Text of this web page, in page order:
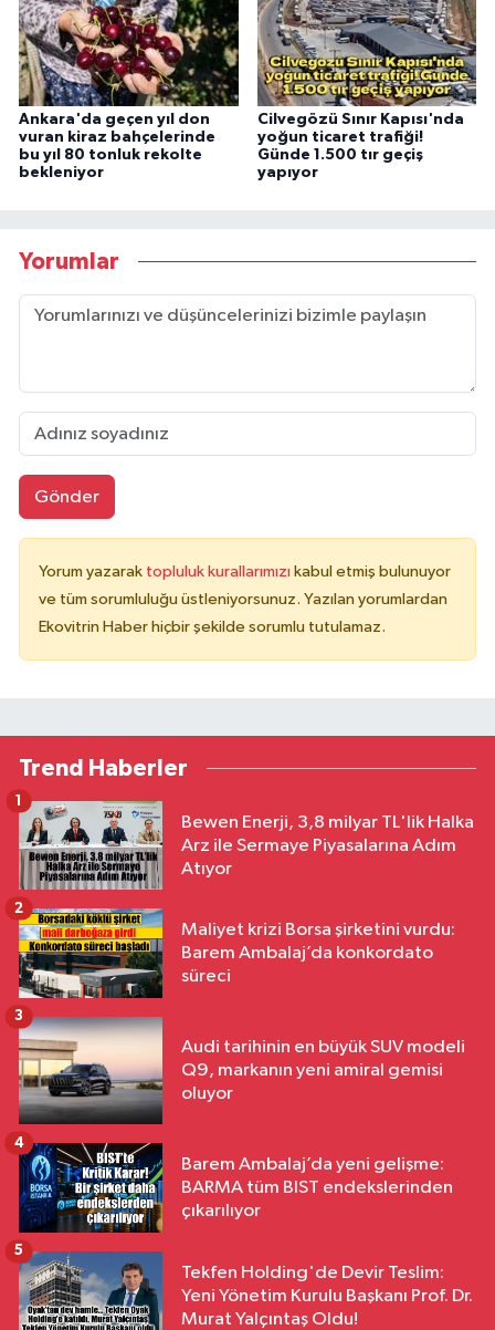
Ankara'da geçen yıl don
vuran kiraz bahçelerinde
bu yıl 80 tonluk rekolte
bekleniyor
Cilvegözü Sınır Kapısı'nda
yoğun ticaret trafiği!
Günde 1.500 tır geçiş
yapıyor
Yorumlar
Gönder
Yorum yazarak topluluk kurallarımızı kabul etmiş bulunuyor
ve tüm sorumluluğu üstleniyorsunuz. Yazılan yorumlardan
Ekovitrin Haber hiçbir şekilde sorumlu tutulamaz.
Trend Haberler
Bewen Enerji, 3,8 milyar TL'lik Halka
Arz ile Sermaye Piyasalarına Adım
Atıyor
1
Maliyet krizi Borsa şirketini vurdu:
Barem Ambalaj’da konkordato
süreci
2
Audi tarihinin en büyük SUV modeli
Q9, markanın yeni amiral gemisi
oluyor
3
Barem Ambalaj’da yeni gelişme:
BARMA tüm BIST endekslerinden
çıkarılıyor
4
Tekfen Holding'de Devir Teslim:
Yeni Yönetim Kurulu Başkanı Prof. Dr.
Murat Yalçıntaş Oldu!
5